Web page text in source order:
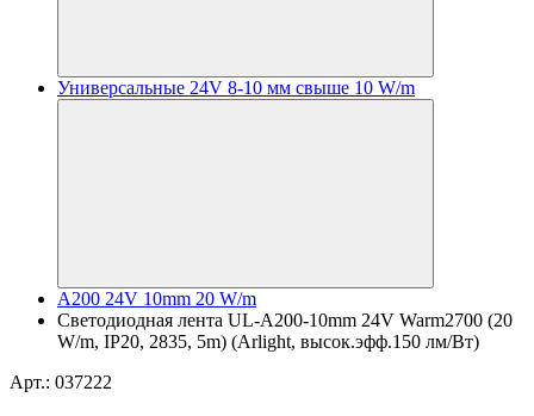
Универсальные 24V 8-10 мм свыше 10 W/m
A200 24V 10mm 20 W/m
Светодиодная лента UL-A200-10mm 24V Warm2700 (20
W/m, IP20, 2835, 5m) (Arlight, высок.эфф.150 лм/Вт)
Арт.: 037222